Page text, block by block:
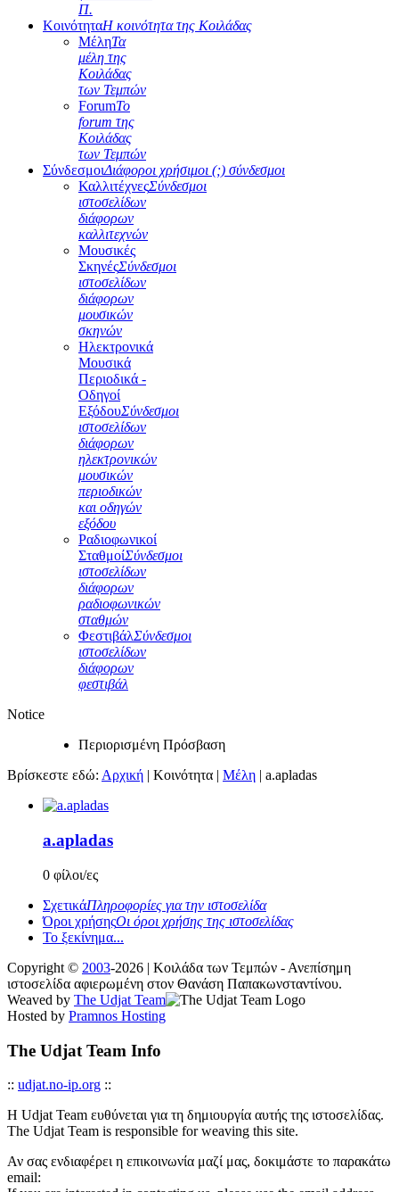
Π.
ΚοινότηταΗ κοινότητα της Κοιλάδας
ΜέληΤα
μέλη της
Κοιλάδας
των Τεμπών
ForumΤο
forum της
Κοιλάδας
των Τεμπών
ΣύνδεσμοιΔιάφοροι χρήσιμοι (;) σύνδεσμοι
ΚαλλιτέχνεςΣύνδεσμοι
ιστοσελίδων
διάφορων
καλλιτεχνών
Μουσικές
ΣκηνέςΣύνδεσμοι
ιστοσελίδων
διάφορων
μουσικών
σκηνών
Ηλεκτρονικά
Μουσικά
Περιοδικά -
Οδηγοί
ΕξόδουΣύνδεσμοι
ιστοσελίδων
διάφορων
ηλεκτρονικών
μουσικών
περιοδικών
και οδηγών
εξόδου
Ραδιοφωνικοί
ΣταθμοίΣύνδεσμοι
ιστοσελίδων
διάφορων
ραδιοφωνικών
σταθμών
ΦεστιβάλΣύνδεσμοι
ιστοσελίδων
διάφορων
φεστιβάλ
Notice
Περιορισμένη Πρόσβαση
Βρίσκεστε εδώ: Αρχική | Κοινότητα | Μέλη | a.apladas
a.apladas
0 φίλοι/ες
ΣχετικάΠληροφορίες για την ιστοσελίδα
Όροι χρήσηςΟι όροι χρήσης της ιστοσελίδας
Το ξεκίνημα...
Copyright © 2003-2026 | Κοιλάδα των Τεμπών - Ανεπίσημη
ιστοσελίδα αφιερωμένη στον Θανάση Παπακωνσταντίνου.
Weaved by The Udjat Team
Hosted by Pramnos Hosting
The Udjat Team Info
:: udjat.no-ip.org ::
Η Udjat Team ευθύνεται για τη δημιουργία αυτής της ιστοσελίδας.
The Udjat Team is responsible for weaving this site.
Αν σας ενδιαφέρει η επικοινωνία μαζί μας, δοκιμάστε το παρακάτω
email: